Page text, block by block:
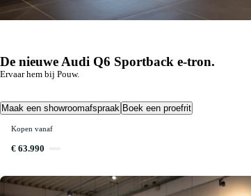
appsZomerplannen? Neem ze mee!
De nieuwe Audi Q6 Sportback e-tron.
Ervaar hem bij Pouw.
Maak een showroomafspraak Boek een proefrit
Kopen vanaf
€ 63.990